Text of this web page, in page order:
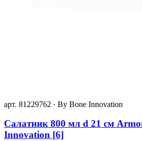
арт. 81229762 · By Bone Innovation
Салатник 800 мл d 21 см
Innovation [6]